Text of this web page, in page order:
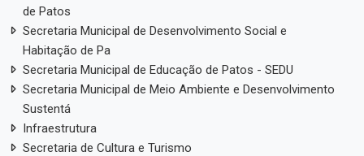
de Patos
Secretaria Municipal de Desenvolvimento Social e
Habitação de Pa
Secretaria Municipal de Educação de Patos - SEDU
Secretaria Municipal de Meio Ambiente e Desenvolvimento
Sustentá
Infraestrutura
Secretaria de Cultura e Turismo